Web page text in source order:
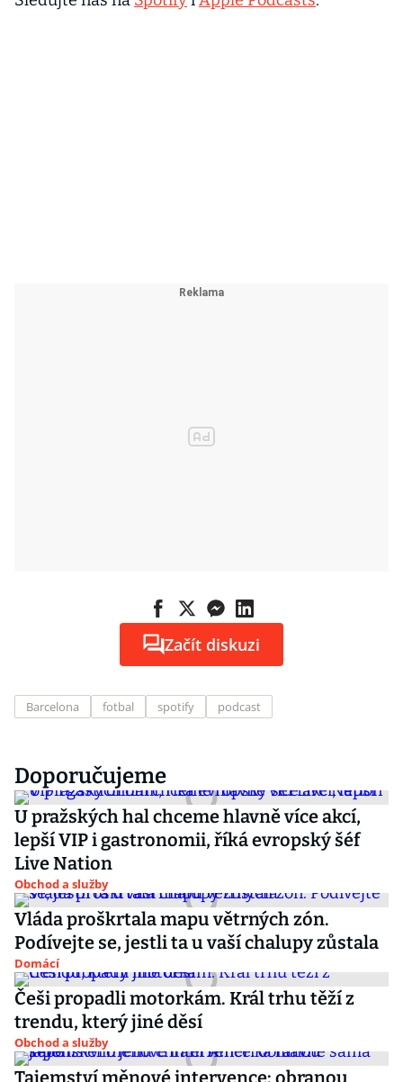
Začít diskuzi
Barcelona fotbal spotify podcast
Doporučujeme
U pražských hal chceme hlavně více akcí,
lepší VIP i gastronomii, říká evropský šéf
Live Nation
Obchod a služby
Vláda proškrtala mapu větrných zón.
Podívejte se, jestli ta u vaší chalupy zůstala
Domácí
Češi propadli motorkám. Král trhu těží z
trendu, který jiné děsí
Obchod a služby
Tajemství měnové intervence: obranou